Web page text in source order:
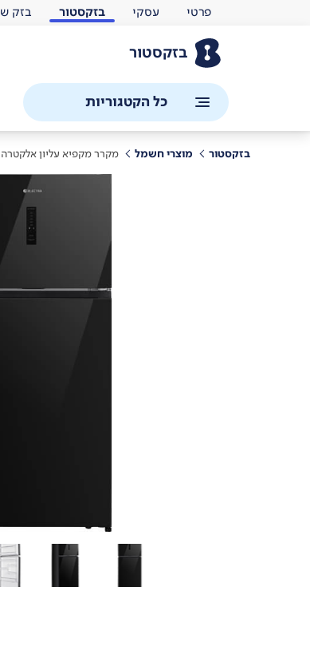
פרטי עסקי בזקסטור בזק
בזקסטור
כל הקטגוריות
בזקסטור מוצרי חשמל מקרר מקפיא עליון אלקטרה